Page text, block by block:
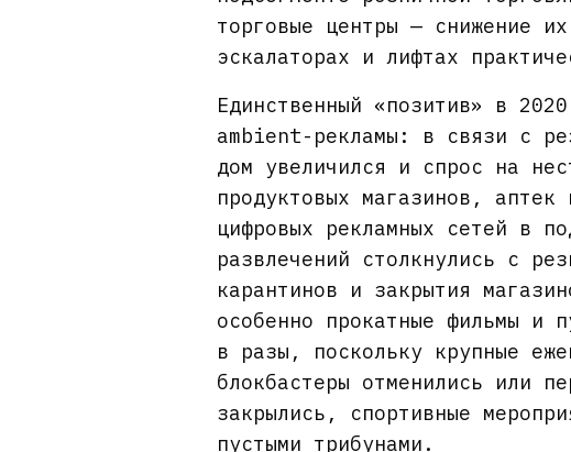
торговые центры — снижение
эскалаторах и лифтах
Единственный «позитив» в
ambient-рекламы: в связи с
дом увеличился и спрос на
продуктовых магазинов, аптек
цифровых рекламных сетей в
развлечений столкнулись с
карантинов и закрытия
особенно прокатные фильмы и
в разы, поскольку крупные
блокбастеры отменились или
закрылись, спортивные
пустыми трибунами.